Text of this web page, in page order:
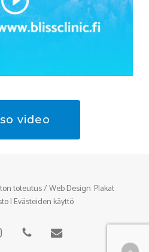
video
toteutus / Web Design:Plakat
| Evästeiden käyttö
phone email